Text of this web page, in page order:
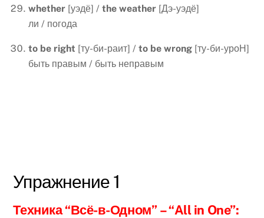
whether [уэдё] / the weather [Дэ-уэдё]
ли / погода
to be right [ту-би-раит] / to be wrong [ту-би-уроН]
быть правым / быть неправым
Упражнение 1
Техника “Всё-в-Одном”– “All in One”: